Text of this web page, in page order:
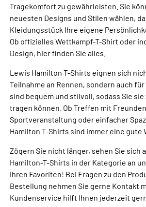
Tragekomfort zu gewährleisten. Sie
neuesten Designs und Stilen wählen,
Kleidungsstück Ihre eigene
Ob offizielles Wettkampf-T-Shirt oder
Design, hier finden Sie alles.
Lewis Hamilton T-Shirts eignen sich
Teilnahme an Rennen, sondern auch
sind bequem und stilvoll, sodass Sie sie
tragen können. Ob Treffen mit
Sportveranstaltung oder einfacher
Hamilton T-Shirts sind immer eine gute
Zögern Sie nicht länger, sehen Sie sich
Hamilton-T-Shirts in der Kategorie an
Ihren Favoriten! Bei Fragen zu den
Bestellung nehmen Sie gerne Kontakt
Kundenservice hilft Ihnen jederzeit